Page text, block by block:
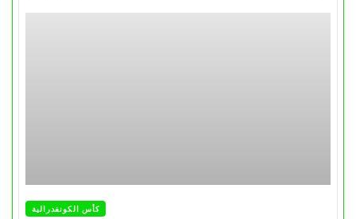
كأس الكونفدرالية